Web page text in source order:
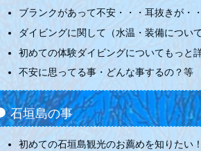
ブランクがあって不安・・・耳抜きが・
ダイビングに関して（水温・装備について
初めての体験ダイビングについてもっと
不安に思ってる事・どんな事するの？等
石垣島の事
初めての石垣島観光のお薦めを知りたい！